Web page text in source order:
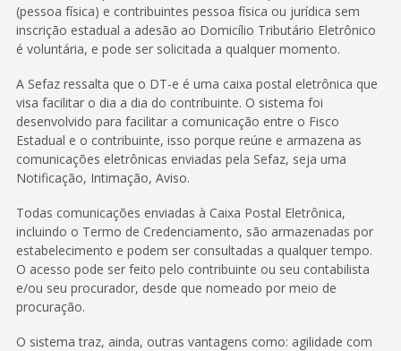
(pessoa física) e contribuintes pessoa física ou jurídica sem
inscrição estadual a adesão ao Domicílio Tributário Eletrônico
é voluntária, e pode ser solicitada a qualquer momento.
A Sefaz ressalta que o DT-e é uma caixa postal eletrônica que
visa facilitar o dia a dia do contribuinte. O sistema foi
desenvolvido para facilitar a comunicação entre o Fisco
Estadual e o contribuinte, isso porque reúne e armazena as
comunicações eletrônicas enviadas pela Sefaz, seja uma
Notificação, Intimação, Aviso.
Todas comunicações enviadas à Caixa Postal Eletrônica,
incluindo o Termo de Credenciamento, são armazenadas por
estabelecimento e podem ser consultadas a qualquer tempo.
O acesso pode ser feito pelo contribuinte ou seu contabilista
e/ou seu procurador, desde que nomeado por meio de
procuração.
O sistema traz, ainda, outras vantagens como: agilidade com